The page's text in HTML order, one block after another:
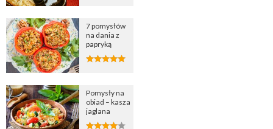
7 pomysłów
na dania z
papryką
Pomysły na
obiad – kasza
jaglana